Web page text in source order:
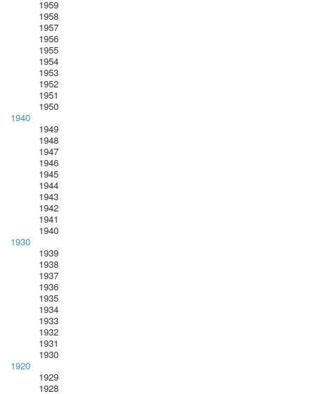
1959
1958
1957
1956
1955
1954
1953
1952
1951
1950
1940
1949
1948
1947
1946
1945
1944
1943
1942
1941
1940
1930
1939
1938
1937
1936
1935
1934
1933
1932
1931
1930
1920
1929
1928